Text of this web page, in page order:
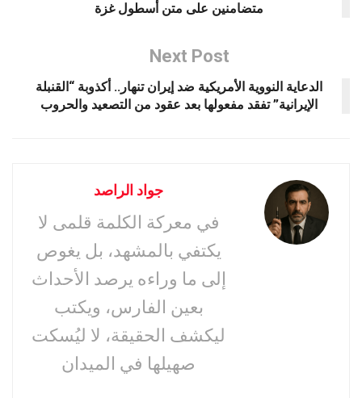
متضامنين على متن أسطول غزة
Next Post
الدعاية النووية الأمريكية ضد إيران تنهار.. أكذوبة “القنبلة
الإيرانية” تفقد مفعولها بعد عقود من التصعيد والحروب
جواد الراصد
في معركة الكلمة قلمى لا
يكتفي بالمشهد، بل يغوص
إلى ما وراءه يرصد الأحداث
بعين الفارس، ويكتب
ليكشف الحقيقة، لا ليُسكت
صهيلها في الميدان